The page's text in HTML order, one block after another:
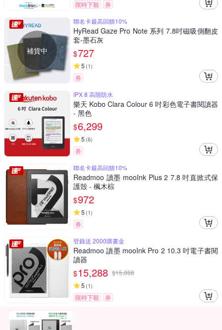
限時下殺 券
補貨中
聯名卡最高回饋10%
HyRead Gaze Pro Note 系列 7.8吋磁吸側翻皮
套-墨石灰
$727
5 (1)
券
IPX 8 高階防水
樂天 Kobo Clara Colour 6 吋彩色電子書閱讀器
- 黑色
$6,299
5 (6)
券
聯名卡最高回饋10%
Readmoo 讀墨 mooInk Plus 2 7.8 吋直掀式保
護殼 - 楓木棕
$972
5 (1)
券
登錄送 2000購書金
Readmoo 讀墨 mooInk Pro 2 10.3 吋電子書閱
讀器
$15,288 $15,888
5 (1)
限時下殺 券